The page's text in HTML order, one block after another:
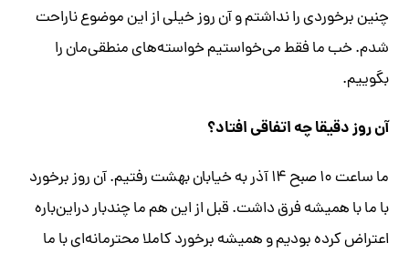
چنین برخوردی را نداشتم و آن روز خیلی از این موضوع ناراحت
شدم. خب ما فقط می‌خواستیم خواسته‌های منطقی‌مان را
بگوییم.
آن روز دقیقا چه اتفاقی افتاد؟
ما ساعت ۱۰ صبح ۱۴ آذر به خیابان بهشت رفتیم. آن روز برخورد
با ما با همیشه فرق داشت. قبل از این هم ما چندبار دراین‌باره
اعتراض کرده بودیم و همیشه برخورد کاملا محترمانه‌ای با ما